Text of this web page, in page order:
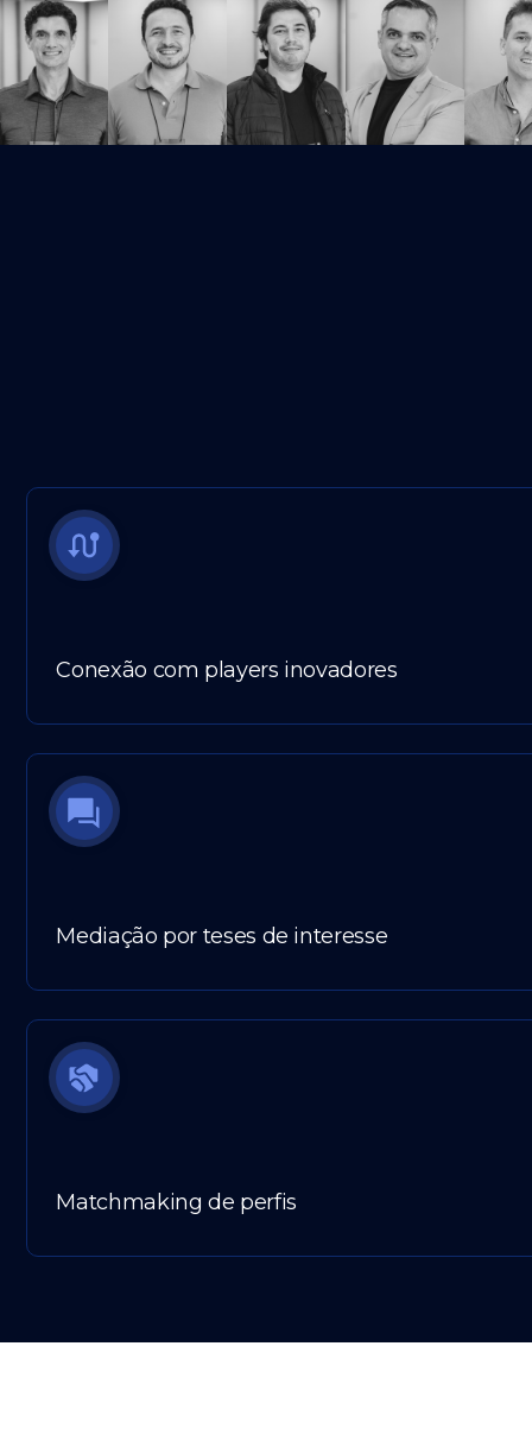
Conexão com players inovadores
Mediação por teses de interesse
Matchmaking de perfis